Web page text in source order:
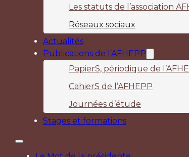
Les statuts de l’association
Réseaux sociaux
Actualités
Publications de l’AFHEPP
PapierS, périodique de
CahierS de l’AFHEPP
Journées d’étude
Stages et formations